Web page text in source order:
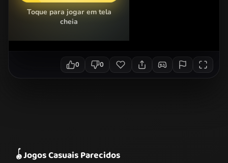
Toque para jogar em tela
cheia
0 0
🪀Jogos Casuais Parecidos